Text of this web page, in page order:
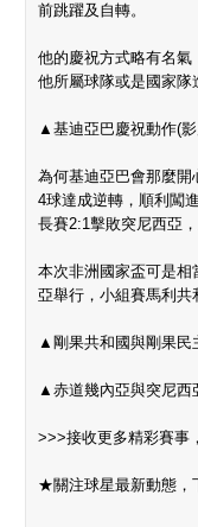
前跳躍及自轉。
他的慶祝方式略有名氣
他所屬球隊或是國家隊
▲基迪亞巴慶祝動作(
為何基迪亞巴會那麼開
4球達成逆轉，順利闖
長賽2:1擊敗突尼西亞
本次非洲國家盃可是相
亞舉行，小組賽馬利共
▲剛果共和國與剛果民
▲赤道幾內亞與突尼西
>>>接收更多精彩賽事
★關注球星最新動態，